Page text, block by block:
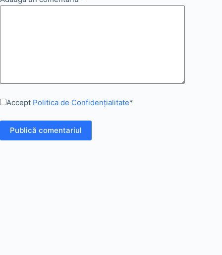
Accept Politica de Confidențialitate*
Publică comentariul